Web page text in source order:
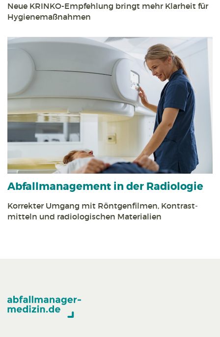
Neue KRINKO-Empfehlung bringt mehr Klarheit für
Hygiene­maßnahmen
Abfall­management in der Radiologie
Korrekter Umgang mit Röntgen­filmen, Kontrast­
mitteln und radiologischen Materialien